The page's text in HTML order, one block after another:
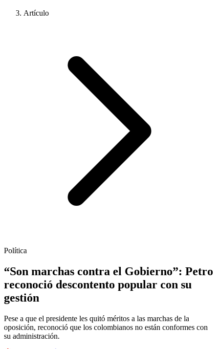
Artículo
Política
“Son marchas contra el Gobierno”: Petro
reconoció descontento popular con su
gestión
Pese a que el presidente les quitó méritos a las marchas de la
oposición, reconoció que los colombianos no están conformes con
su administración.